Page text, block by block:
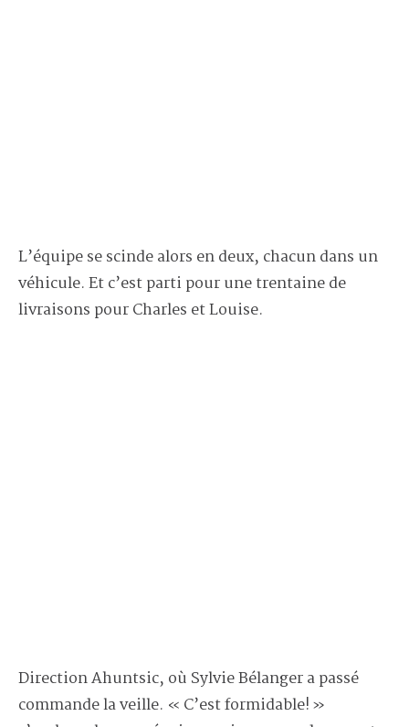
L’équipe se scinde alors en deux, chacun dans un
véhicule. Et c’est parti pour une trentaine de
livraisons pour Charles et Louise.
Direction Ahuntsic, où Sylvie Bélanger a passé
commande la veille. « C’est formidable! »